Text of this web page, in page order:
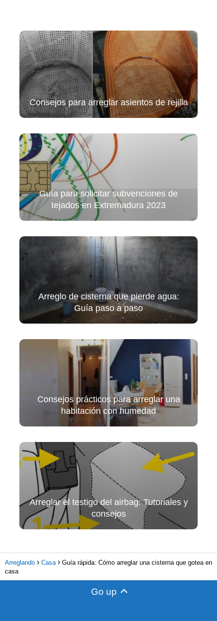
Consejos para arreglar asientos de rejilla
Guía para solicitar subvenciones de
tejados en Extremadura 2023
Arreglo de cisterna que pierde agua:
Guía paso a paso
Consejos prácticos para arreglar una
habitación con humedad
Arreglar el testigo del airbag: Tutoriales y
consejos
Arreglando Casa
Guía rápida: Cómo arreglar una cisterna que gotea en
casa
Go up